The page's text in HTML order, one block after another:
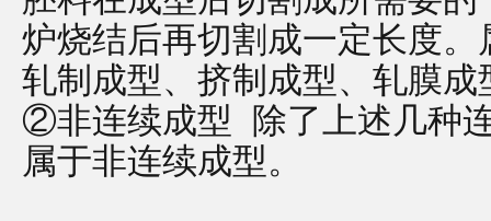
炉烧结后再切割成一定长度
轧制成型、挤制成型、轧膜
②非连续成型 除了上述几种
属于非连续成型。